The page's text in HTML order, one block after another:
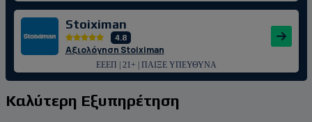
Stoiximan
4.8
Αξιολόγηση Stoiximan
ΕΕΕΠ | 21+ | ΠΑΙΞΕ ΥΠΕΥΘΥΝΑ
Καλύτερη Εξυπηρέτηση